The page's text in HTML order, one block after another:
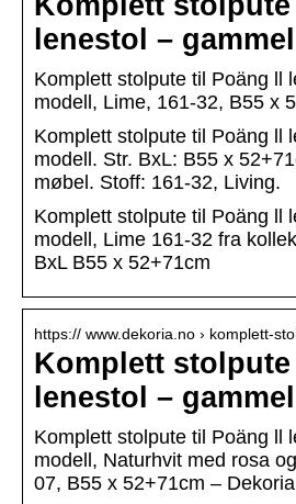
lenestol – gammel
Komplett stolpute til Poäng ll
modell, Lime, 161-32, B55 x
Komplett stolpute til Poäng ll
modell. Str. BxL: B55 x
møbel. Stoff: 161-32, Living.
Komplett stolpute til Poäng ll
modell, Lime 161-32 fra
BxL B55 x 52+71cm
https:// www.dekoria.no › komplett-
Komplett stolpute
lenestol – gammel
Komplett stolpute til Poäng ll
modell, Naturhvit med rosa
07, B55 x 52+71cm – Dekoria